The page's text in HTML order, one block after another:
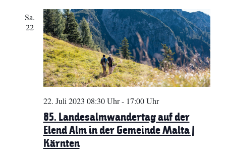
Sa.
22
85. Landesalmwandertag auf der
Elend Alm in der Gemeinde Malta |
Kärnten
22. Juli 2023 08:30 Uhr- 17:00 Uhr